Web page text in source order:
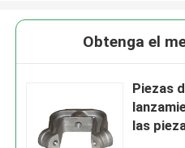
Obtenga el
Piezas
las